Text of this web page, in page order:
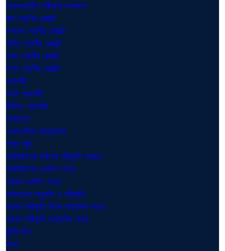
অভ্যন্তরীণ পরীক্ষার ফলাফল
ষষ্ঠ শ্রেণির রেজাল্ট
সপ্তম শ্রেণীর রেজাল্ট
অষ্টম শ্রেণীর রেজাল্ট
নবম শ্রেণীর রেজাল্ট
দশম শ্রেণীর রেজাল্ট
গ্যালারী
ফটো গ্যালারী
ভিডিও গ্যালারী
অন্যান্য
একাডেমিক ক্যালেন্ডার
পাঠ্য সূচি
প্রতিষ্ঠানের সর্বশেষ স্বীকৃতি নবায়ন
প্রতিষ্ঠানের এমপিও তথ্য
প্রথম এমপিও তথ্য
পাঠদানের অনুমতি ও স্বীকৃতি
প্রথম স্বীকৃতি নিম্ন মাধ্যমিক স্তর
প্রথম স্বীকৃতি মাধ্যমিক স্তর
ছুটির দিন
ব্লগ